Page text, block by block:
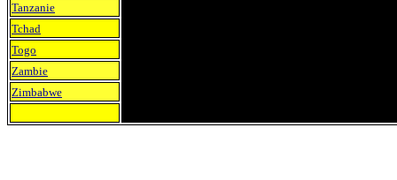
Tanzanie
Tchad
Togo
Zambie
Zimbabwe